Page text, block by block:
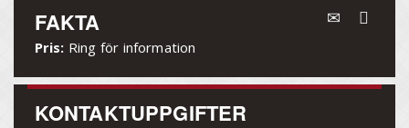
FAKTA
Pris: Ring för information
KONTAKTUPPGIFTER